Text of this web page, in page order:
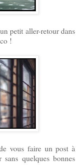
petit aller-retour dans
!
vous faire un post à
quelques bonnes